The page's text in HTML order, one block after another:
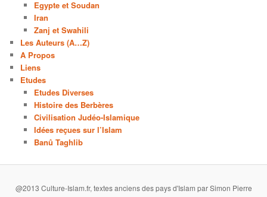
Egypte et Soudan
Iran
Zanj et Swahili
Les Auteurs (A…Z)
A Propos
Liens
Etudes
Etudes Diverses
Histoire des Berbères
Civilisation Judéo-Islamique
Idées reçues sur l’Islam
Banû Taghlib
@2013 Culture-Islam.fr, textes anciens des pays d'Islam par Simon Pierre